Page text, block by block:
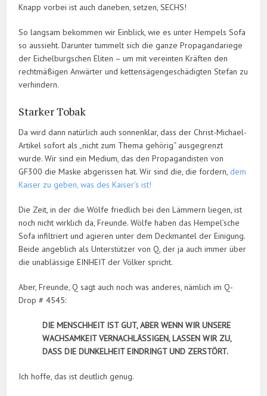
Knapp vorbei ist auch daneben, setzen, SECHS!
So langsam bekommen wir Einblick, wie es unter Hempels Sofa
so aussieht. Darunter tummelt sich die ganze Propagandariege
der Eichelburgschen Eliten – um mit vereinten Kräften den
rechtmäßigen Anwärter und kettensägengeschädigten Stefan zu
verhindern.
Starker Tobak
Da wird dann natürlich auch sonnenklar, dass der Christ-Michael-
Artikel sofort als „nicht zum Thema gehörig“ ausgegrenzt
wurde. Wir sind ein Medium, das den Propagandisten von
GF300 die Maske abgerissen hat. Wir sind die, die fordern, dem
Kaiser zu geben, was des Kaiser’s ist!
Die Zeit, in der die Wölfe friedlich bei den Lämmern liegen, ist
noch nicht wirklich da, Freunde. Wölfe haben das Hempel’sche
Sofa infiltriert und agieren unter dem Deckmantel der Einigung.
Beide angeblich als Unterstützer von Q, der ja auch immer über
die unablässige EINHEIT der Völker spricht.
Aber, Freunde, Q sagt auch noch was anderes, nämlich im Q-
Drop # 4545:
DIE MENSCHHEIT IST GUT, ABER WENN WIR UNSERE
WACHSAMKEIT VERNACHLÄSSIGEN, LASSEN WIR ZU,
DASS DIE DUNKELHEIT EINDRINGT UND ZERSTÖRT.
Ich hoffe, das ist deutlich genug.